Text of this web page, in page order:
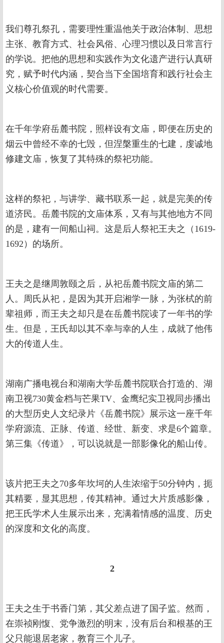
我们尊孔祭孔，需要理性重温他关于政治体制、思想
主张、教育方式、社会风俗、心理习惯以及日常言行
的学说。把他的思想和实践作为文化遗产进行认真研
究，赋予时代内涵，契合当下全国培育和践行社会主
义核心价值观的时代需要。
在千年学府岳麓书院，照样设有文庙，即便在历史的
烟云中曾经不幸的七毁，但涅槃重生的七建，虔诚地
修建文庙，恢复了其特殊的祭祀功能。
这样的祭祀，与讲学、藏书联系一起，就是完美的传
道济民。岳麓书院的文庙体系，又有与其他地方不同
的是，建有一间船山祠。这是后人祭祀王夫之（1619-
1692）的场所。
王夫之是继周敦颐之后，从祀岳麓书院文庙的第二
人。周氏从祀，是因为其开启湘学一脉，为张栻的前
辈祖师，而王夫之却只是在岳麓书院读了一年书的学
生。但是，王氏却以其不幸与幸的人生，成就了他伟
大的传道人生。
湖南广播电视台和湖南大学岳麓书院联合打造的、湖
南卫视730黄金档与芒果TV、金鹰纪实卫视同步播出
的大型历史人文纪录片《岳麓书院》展示这一座千年
学府源流、正脉、传道、经世、新变、求是6个篇章。
第三集《传道》，可以说就是一部影像化的船山传。
该片把王夫之70多年坎坷的人生浓缩于50分钟内，扼
其精要，显其思想，传其精神。通过大片质感影像，
把王氏学术人生展示出来，充满着情感的温度、历史
的深度和文化的高度。
2
王夫之生于书香门第，其父差点进了国子监。然而，
在崇祯刚愎、党争激烈的明末，没有后台和根基的王
父只能退居老家，教育三个儿子。